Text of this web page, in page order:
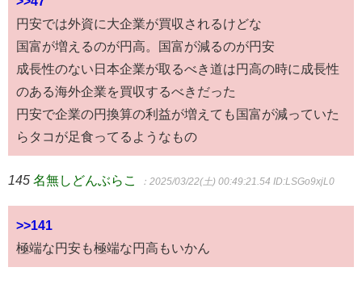
円安では外資に大企業が買収されるけどな
国富が増えるのが円高。国富が減るのが円安
成長性のない日本企業が取るべき道は円高の時に成長性
のある海外企業を買収するべきだった
円安で企業の円換算の利益が増えても国富が減っていた
らタコが足食ってるようなもの
145 名無しどんぶらこ ：2025/03/22(土) 00:49:21.54 ID:LSGo9xjL0
>>141
極端な円安も極端な円高もいかん